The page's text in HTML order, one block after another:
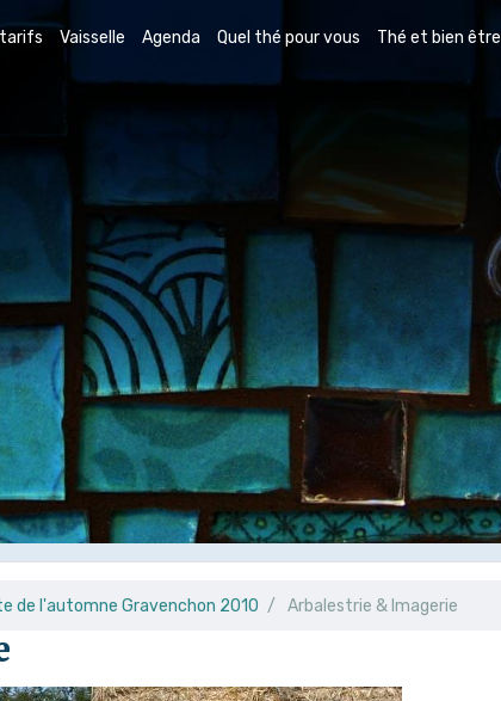
tarifs Vaisselle Agenda Quel thé pour vous Thé et bien être
de l'automne Gravenchon 2010 Arbalestrie & Imagerie